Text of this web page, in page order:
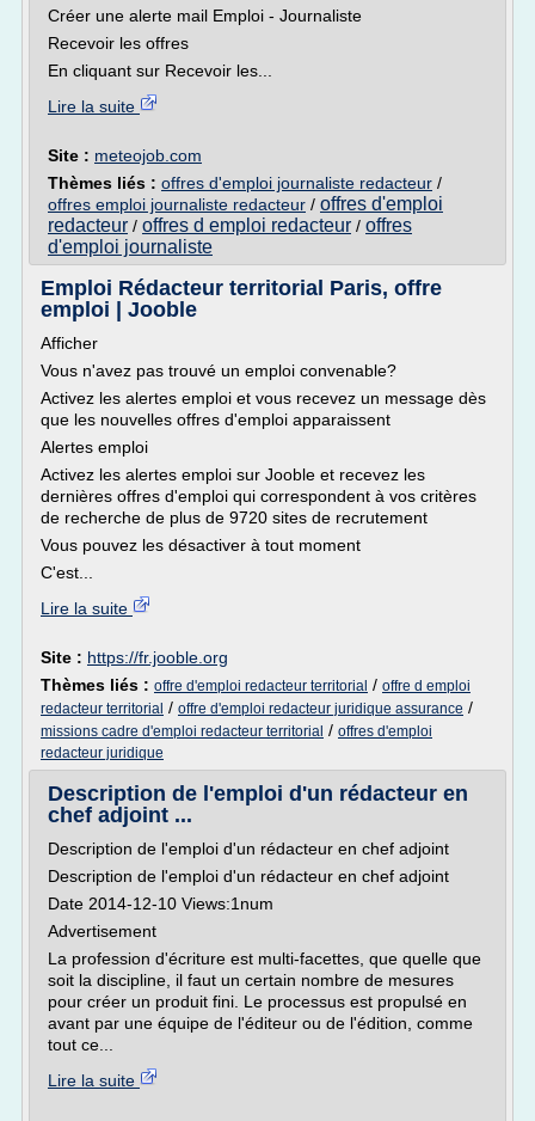
Créer une alerte mail Emploi - Journaliste
Recevoir les offres
En cliquant sur Recevoir les...
Lire la suite
Site : meteojob.com
Thèmes liés : offres d'emploi journaliste redacteur /
offres emploi journaliste redacteur / offres d'emploi
redacteur / offres d emploi redacteur / offres
d'emploi journaliste
Emploi Rédacteur territorial Paris, offre
emploi | Jooble
Afficher
Vous n'avez pas trouvé un emploi convenable?
Activez les alertes emploi et vous recevez un message dès
que les nouvelles offres d'emploi apparaissent
Alertes emploi
Activez les alertes emploi sur Jooble et recevez les
dernières offres d'emploi qui correspondent à vos critères
de recherche de plus de 9720 sites de recrutement
Vous pouvez les désactiver à tout moment
C'est...
Lire la suite
Site : https://fr.jooble.org
Thèmes liés : offre d'emploi redacteur territorial / offre d emploi
redacteur territorial / offre d'emploi redacteur juridique assurance /
missions cadre d'emploi redacteur territorial / offres d'emploi
redacteur juridique
Description de l'emploi d'un rédacteur en
chef adjoint ...
Description de l'emploi d'un rédacteur en chef adjoint
Description de l'emploi d'un rédacteur en chef adjoint
Date 2014-12-10 Views:1num
Advertisement
La profession d'écriture est multi-facettes, que quelle que
soit la discipline, il faut un certain nombre de mesures
pour créer un produit fini. Le processus est propulsé en
avant par une équipe de l'éditeur ou de l'édition, comme
tout ce...
Lire la suite